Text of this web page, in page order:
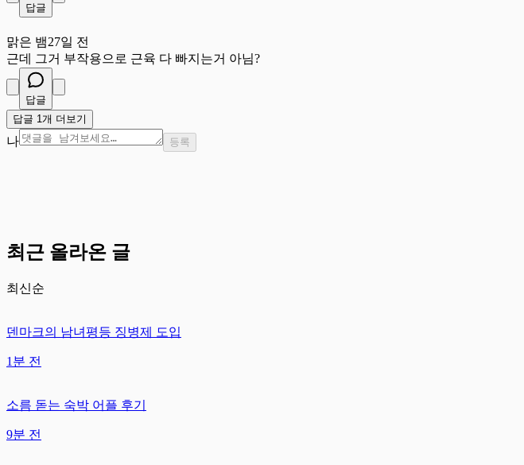
답글
맑은 뱀27일 전
근데 그거 부작용으로 근육 다 빠지는거 아님?
답글
답글 1개 더보기
나 등록
최근 올라온 글
최신순
덴마크의 남녀평등 징병제 도입
1분 전
소름 돋는 숙박 어플 후기
9분 전